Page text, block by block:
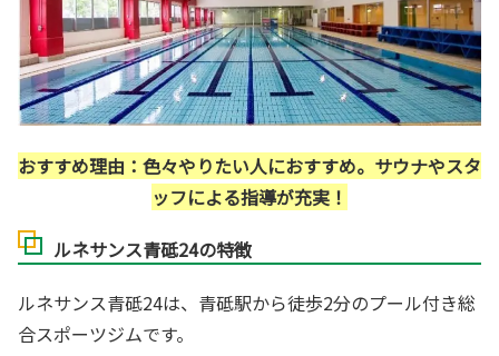
おすすめ理由：色々やりたい人におすすめ。サウナやスタ
ッフによる指導が充実！
ルネサンス青砥24の特徴
ルネサンス青砥24は、青砥駅から徒歩2分のプール付き総
合スポーツジムです。